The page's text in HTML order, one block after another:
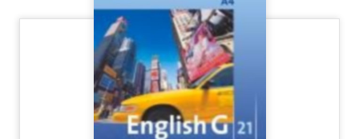
Szótár, nyelvkönyv
Tankönyv, segédkönyv